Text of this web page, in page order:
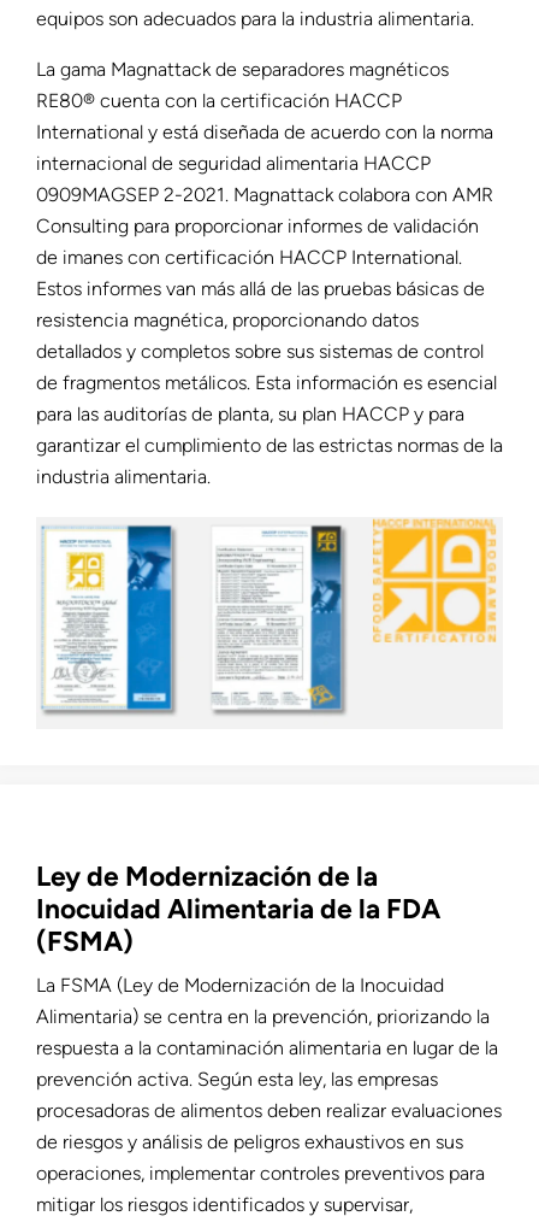
equipos son adecuados para la industria alimentaria.
La gama Magnattack de separadores magnéticos
RE80® cuenta con la certificación HACCP
International y está diseñada de acuerdo con la norma
internacional de seguridad alimentaria HACCP
0909MAGSEP 2-2021. Magnattack colabora con AMR
Consulting para proporcionar informes de validación
de imanes con certificación HACCP International.
Estos informes van más allá de las pruebas básicas de
resistencia magnética, proporcionando datos
detallados y completos sobre sus sistemas de control
de fragmentos metálicos. Esta información es esencial
para las auditorías de planta, su plan HACCP y para
garantizar el cumplimiento de las estrictas normas de la
industria alimentaria.
Ley de Modernización de la
Inocuidad Alimentaria de la FDA
(FSMA)
La FSMA (Ley de Modernización de la Inocuidad
Alimentaria) se centra en la prevención, priorizando la
respuesta a la contaminación alimentaria en lugar de la
prevención activa. Según esta ley, las empresas
procesadoras de alimentos deben realizar evaluaciones
de riesgos y análisis de peligros exhaustivos en sus
operaciones, implementar controles preventivos para
mitigar los riesgos identificados y supervisar,